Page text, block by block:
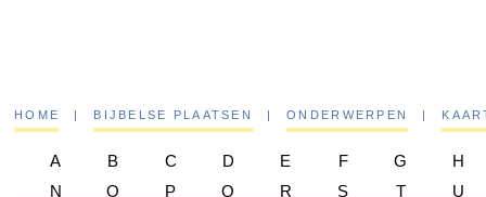
HOME | BIJBELSE PLAATSEN | ONDERWERPEN |
A B C D E F G
H
N
O P Q R S T U